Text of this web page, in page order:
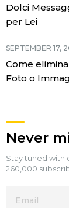
Dolci
per Lei
SEPTEMBER 17,
Come
Foto o
Never
Stay tuned with
260,000